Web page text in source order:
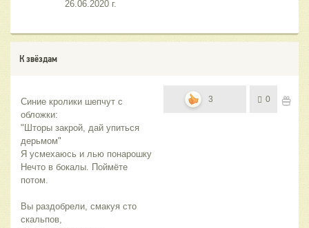
                26.06.2020 г.
К звёздам
Синие кролики шепчут с
обложки:
"Шторы закрой, дай упиться
дерьмом"
Я усмехаюсь и лью понарошку
Нечто в бокалы. Поймёте
потом.
Вы раздобрели, смакуя сто
скальпов,
3 0